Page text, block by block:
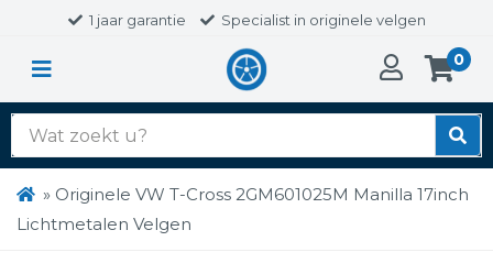
1 jaar garantie Specialist in originele velgen
0
Zoek
naar:
» Originele VW T-Cross 2GM601025M Manilla 17inch
Lichtmetalen Velgen